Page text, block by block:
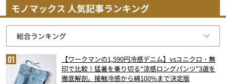
モノマックス 人気記事ランキング
【ワークマンの1,590円冷感デニム】vsユニクロ・無
印で比較！猛暑を乗り切る“涼感ロングパンツ”3選を
徹底解剖。接触冷感から綿100%まで決定版